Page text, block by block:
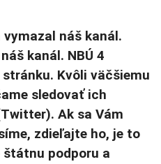
náš kanál.
kanál. NBÚ 4
Kvôli väčšiemu
sledovať ich
Ak sa Vám
zdieľajte ho, je to
štátnu podporu a